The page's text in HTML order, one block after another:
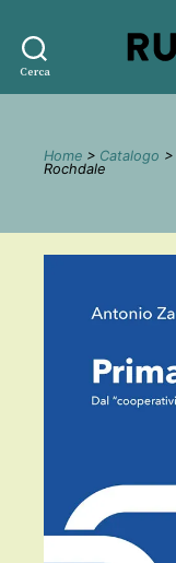
Cerca
Home > Catalogo >
Rochdale